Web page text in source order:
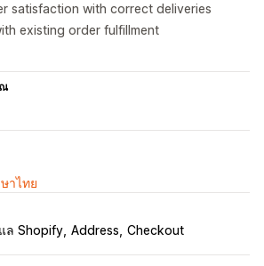
satisfaction with correct deliveries
existing order fulfillment
าไทย
ล Shopify Address Checkout